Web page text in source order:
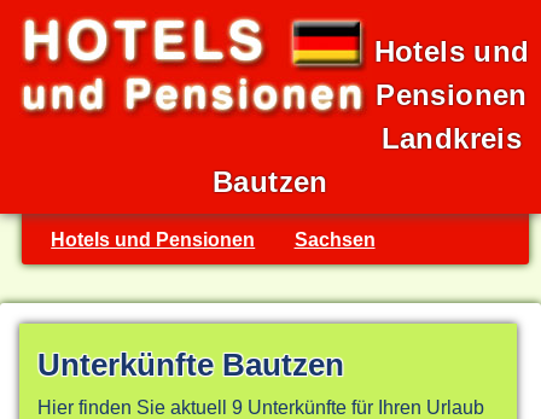
Hotels und
Pensionen
Landkreis
Bautzen
Hotels und Pensionen Sachsen
Unterkünfte Bautzen
Hier finden Sie aktuell 9 Unterkünfte für Ihren Urlaub